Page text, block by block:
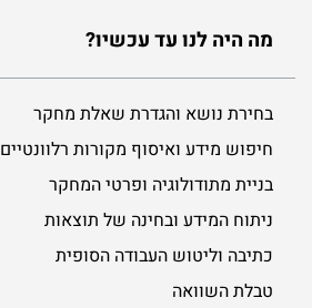
מה היה לנו עד עכשיו?
בחירת נושא והגדרת שאלת מחקר
חיפוש מידע ואיסוף מקורות רלוונטיים
בניית מתודולוגיה ופרטי המחקר
ניתוח המידע ובחינה של תוצאות
כתיבה וליטוש העבודה הסופית
טבלת השוואה